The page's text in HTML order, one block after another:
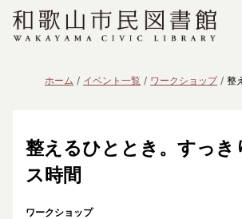
ホーム イベント一覧 ワークショップ 整
整えるひととき。すっき
ス時間
ワークショップ